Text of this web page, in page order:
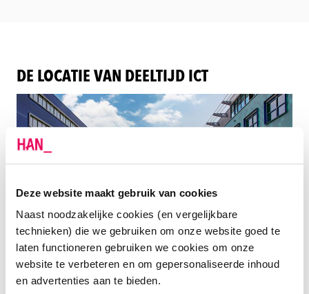
Deze website maakt gebruik van cookies
Naast noodzakelijke cookies (en vergelijkbare
technieken) die we gebruiken om onze website goed te
laten functioneren gebruiken we cookies om onze
website te verbeteren en om gepersonaliseerde inhoud
en advertenties aan te bieden.
DE LOCATIE VAN DEELTIJD ICT
Arnhem
HAN Campus Arnhem